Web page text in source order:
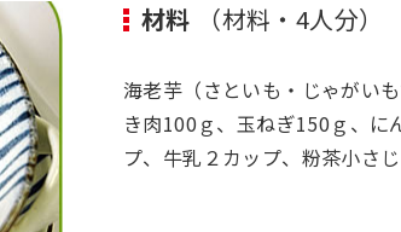
材料 （材料・4人分）
海老芋（さといも・じゃがい
き肉100ｇ、玉ねぎ150ｇ、に
プ、牛乳２カップ、粉茶小さ